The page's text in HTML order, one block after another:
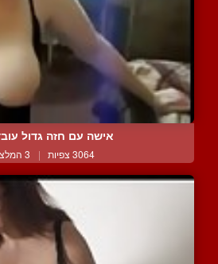
אישה עם חזה גדול
3064 צפיות | 3 המלצות